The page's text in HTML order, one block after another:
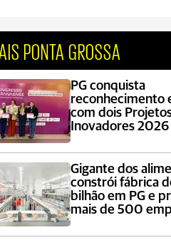
PONTA GROSSA
PG conquista
reconhecimento
com dois
Inovadores 2026
Gigante dos
constrói fábrica
bilhão em PG e
mais de 500